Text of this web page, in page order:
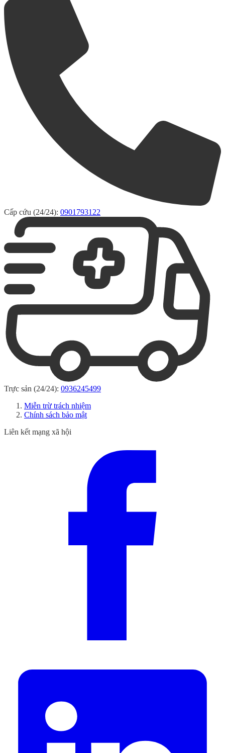
Cấp cứu (24/24): 0901793122
Trực sản (24/24): 0936245499
Miễn trừ trách nhiệm
Chính sách bảo mật
Liên kết mạng xã hội